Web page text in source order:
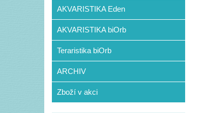
AKVARISTIKA Eden
AKVARISTIKA biOrb
Teraristika biOrb
ARCHIV
Zboží v akci